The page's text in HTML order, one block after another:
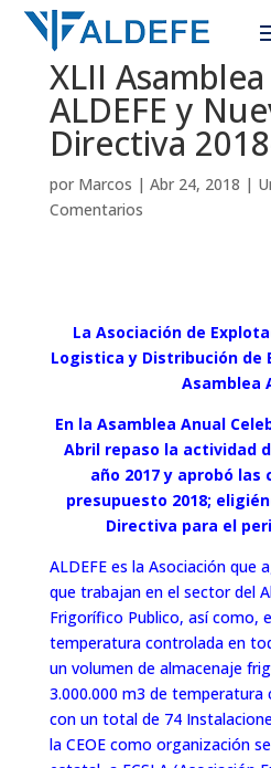
XLII
ALDEFE y
Directiva
por Marcos | Abr 24, 2018 |
Comentarios
La Asociación de
Logistica y Distribución de
Asamblea
En la Asamblea Anual
Abril repaso la actividad
año 2017 y aprobó las
presupuesto 2018;
Directiva para el
ALDEFE es la Asociación que
que trabajan en el sector del
Frigorífico Publico, así como,
temperatura controlada en
un volumen de almacenaje
3.000.000 m3 de temperatura
con un total de 74
la CEOE como organización